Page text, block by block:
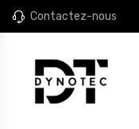
Contactez-nous